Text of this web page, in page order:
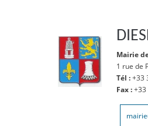
Mairie
1 rue de
Tél :+33
Fax :+33